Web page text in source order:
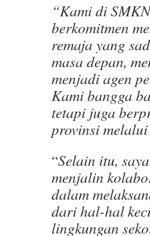
“Kami di
berkomitmen
remaja yang
masa depan,
menjadi agen
Kami bangga
tetapi juga
provinsi
“Selain itu,
menjalin
dalam
dari hal-hal
lingkungan